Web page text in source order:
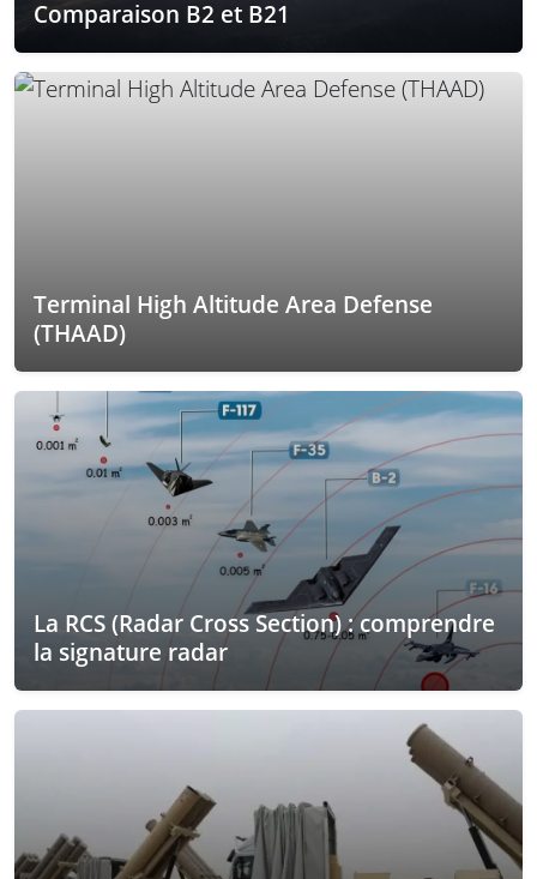
Comparaison B2 et B21
Terminal High Altitude Area Defense
(THAAD)
La RCS (Radar Cross Section) : comprendre
la signature radar